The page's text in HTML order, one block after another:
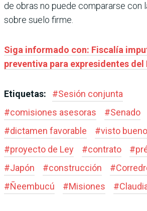
de obras no puede compararse con
sobre suelo firme.
Siga informado con: Fiscalía
preventiva para expresidentes del
Etiquetas: #Sesión conjunta
#comisiones asesoras #Senado
#dictamen favorable #visto bueno
#proyecto de Ley #contrato #
#Japón #construcción #
#Ñeembucú #Misiones #